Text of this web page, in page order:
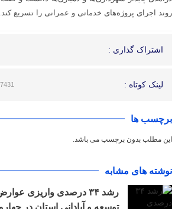
روند اجرای پروژه‌های خدماتی و عمرانی را تسریع کند.
اشتراک گذاری :
لینک کوتاه :
برچسب ها
این مطلب بدون برچسب می باشد.
نوشته های مشابه
رشد ۳۴ درصدی واریزی